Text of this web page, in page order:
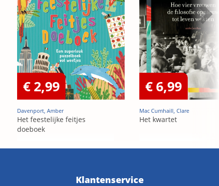
€ 2,99
Davenport, Amber
Het feestelijke feitjes
doeboek
€ 6,99
Mac Cumhaill, Clare
Het kwartet
Klantenservice